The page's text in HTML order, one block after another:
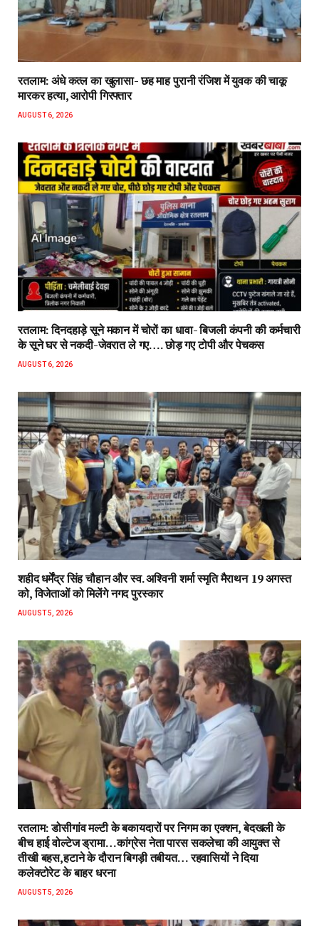
रतलाम: अंधे कत्ल का खुलासा- छह माह पुरानी रंजिश में युवक की चाकू
मारकर हत्या, आरोपी गिरफ्तार
AUGUST 6, 2026
रतलाम: दिनदहाड़े सूने मकान में चोरों का धावा- बिजली कंपनी की कर्मचारी
के सूने घर से नकदी-जेवरात ले गए…. छोड़ गए टोपी और पेचकस
AUGUST 6, 2026
शहीद धर्मेंद्र सिंह चौहान और स्व. अश्विनी शर्मा स्मृति मैराथन 19 अगस्त
को, विजेताओं को मिलेंगे नगद पुरस्कार
AUGUST 5, 2026
रतलाम: डोसीगांव मल्टी के बकायदारों पर निगम का एक्शन, बेदखली के
बीच हाई वोल्टेज ड्रामा…कांग्रेस नेता पारस सकलेचा की आयुक्त से
तीखी बहस,हटाने के दौरान बिगड़ी तबीयत… रहवासियों ने दिया
कलेक्टोरेट के बाहर धरना
AUGUST 5, 2026